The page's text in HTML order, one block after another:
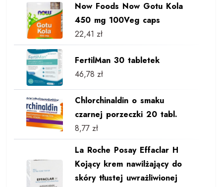
Now Foods Now Gotu Kola
450 mg 100Veg caps
22,41 zł
FertilMan 30 tabletek
46,78 zł
Chlorchinaldin o smaku
czarnej porzeczki 20 tabl.
8,77 zł
La Roche Posay Effaclar H
Kojący krem nawilżający do
skóry tłustej uwrażliwionej